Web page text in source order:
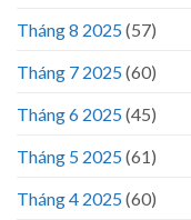
Tháng 8 2025(57)
Tháng 7 2025(60)
Tháng 6 2025(45)
Tháng 5 2025(61)
Tháng 4 2025(60)